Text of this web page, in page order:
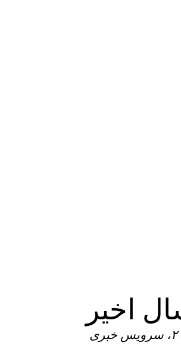
اخیر
با به پایان رسیدن سال ٢٠٢٣، سرویس خبری